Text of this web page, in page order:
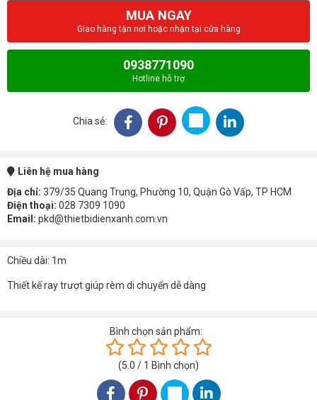
MUA NGAY
Giao hàng tận nơi hoặc nhận tại cửa hàng
0938771090
Hotline hỗ trợ
Chia sẻ:
Liên hệ mua hàng
Địa chỉ: 379/35 Quang Trung, Phường 10, Quận Gò Vấp, TP HCM
Điện thoại: 028 7309 1090
Email: pkd@thietbidienxanh.com.vn
Chiều dài: 1m
Thiết kế ray trượt giúp rèm di chuyển dễ dàng
Bình chọn sản phẩm:
(5.0 / 1 Bình chọn)